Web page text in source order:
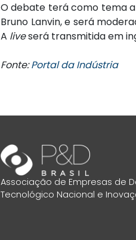
O debate terá como tema
Bruno Lanvin, e será
A liveserá transmitida em
Fonte:Portal da Indústria
Associação de Empresas de
Tecnológico Nacional e